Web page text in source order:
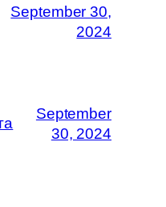
September 30,
2024
September
30, 2024